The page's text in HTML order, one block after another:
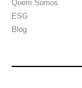
Quem Somos
ESG
Blog